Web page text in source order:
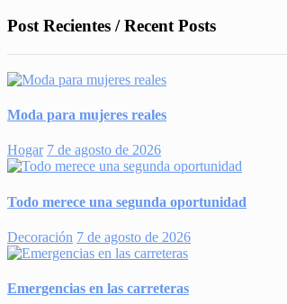
Post Recientes / Recent Posts
Moda para mujeres reales
Hogar 7 de agosto de 2026
Todo merece una segunda oportunidad
Decoración 7 de agosto de 2026
Emergencias en las carreteras